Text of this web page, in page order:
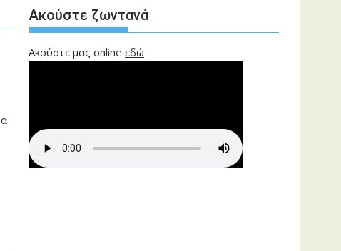
Ακούστε ζωντανά
Ακούστε μας online εδώ